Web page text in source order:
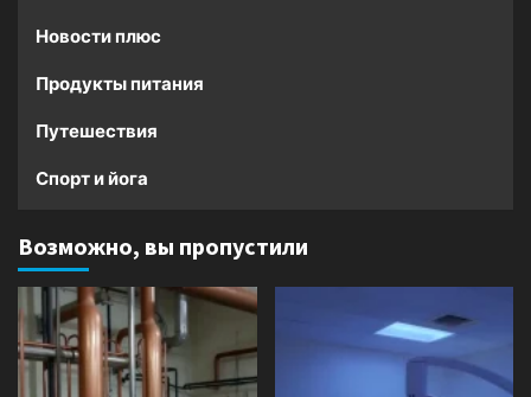
Новости плюс
Продукты питания
Путешествия
Спорт и йога
Возможно, вы пропустили